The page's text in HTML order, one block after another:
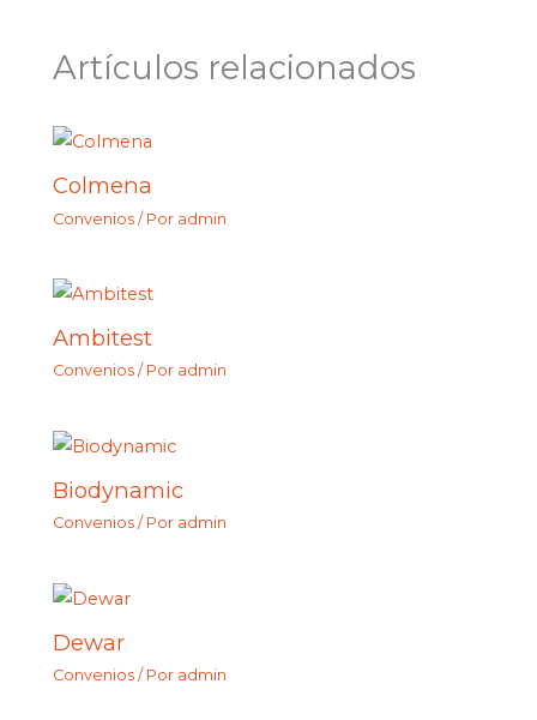
Artículos relacionados
Colmena
Convenios / Por admin
Ambitest
Convenios / Por admin
Biodynamic
Convenios / Por admin
Dewar
Convenios / Por admin